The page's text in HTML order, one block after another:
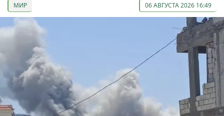
МИР 06 АВГУСТА 2026 16:49